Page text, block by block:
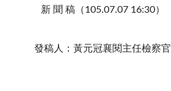
新 聞 稿（105.07.07 16:30）
發稿人：黃元冠襄閱主任檢察官